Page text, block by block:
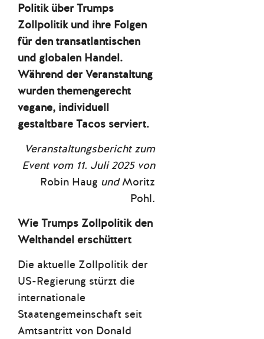
Politik über Trumps
Zollpolitik und ihre Folgen
für den transatlantischen
und globalen Handel.
Während der Veranstaltung
wurden themengerecht
vegane, individuell
gestaltbare Tacos serviert.
Veranstaltungsbericht zum
Event vom 11. Juli 2025 von
Robin Haug undMoritz
Pohl.
Wie Trumps Zollpolitik den
Welthandel erschüttert
Die aktuelle Zollpolitik der
US-Regierung stürzt die
internationale
Staatengemeinschaft seit
Amtsantritt von Donald